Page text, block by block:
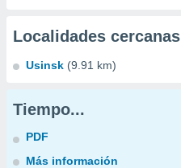
Localidades cercanas
Usinsk (9.91 km)
Tiempo...
PDF
Más información